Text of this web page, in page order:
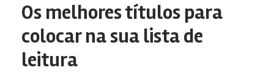
Os melhores títulos para
colocar na sua lista de
leitura